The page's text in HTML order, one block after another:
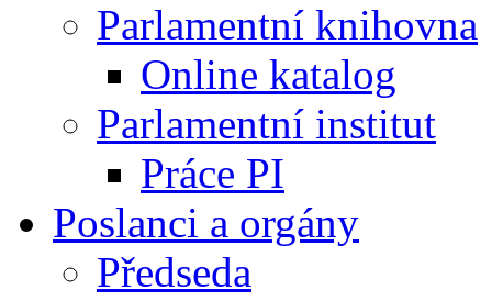
Parlamentní knihovna
Online katalog
Parlamentní institut
Práce PI
Poslanci a orgány
Předseda